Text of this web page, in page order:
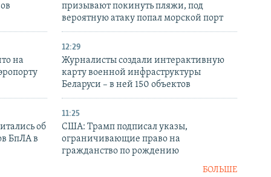
призывают покинуть пляжи, под
вероятную атаку попал морской порт
на
12:29
Журналисты создали интерактивную
карту военной инфраструктуры
Беларуси – в ней 150 объектов
об
БпЛА в
11:25
США: Трамп подписал указы,
ограничивающие право на
гражданство по рождению
БОЛЬШЕ